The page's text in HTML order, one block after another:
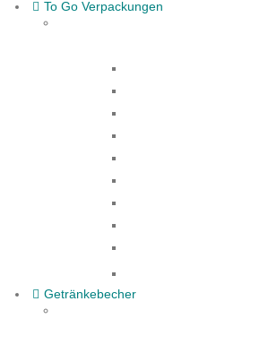
To Go Verpackungen
Getränkebecher